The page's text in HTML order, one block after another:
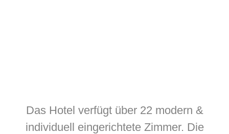
Das Hotel verfügt über 22 modern &
individuell eingerichtete Zimmer. Die